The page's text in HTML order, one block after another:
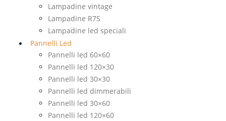
Lampadine vintage
Lampadine R7S
Lampadine led speciali
Pannelli Led
Pannelli led 60×60
Pannelli led 120×30
Pannelli led 30×30
Pannelli led dimmerabili
Pannelli led 30×60
Pannelli led 120×60